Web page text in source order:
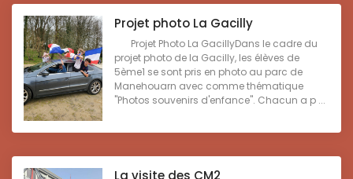
Projet photo La Gacilly
Projet Photo La GacillyDans le cadre du
projet photo de la Gacilly, les élèves de
5ème1 se sont pris en photo au parc de
Manehouarn avec comme thématique
"Photos souvenirs d'enfance". Chacun a p ...
La visite des CM2